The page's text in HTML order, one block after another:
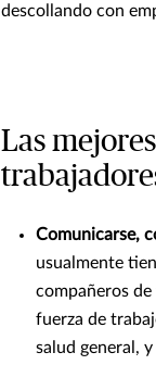
descollando con
Las
Comunicarse,
usualmente
compañeros
fuerza de
salud general,